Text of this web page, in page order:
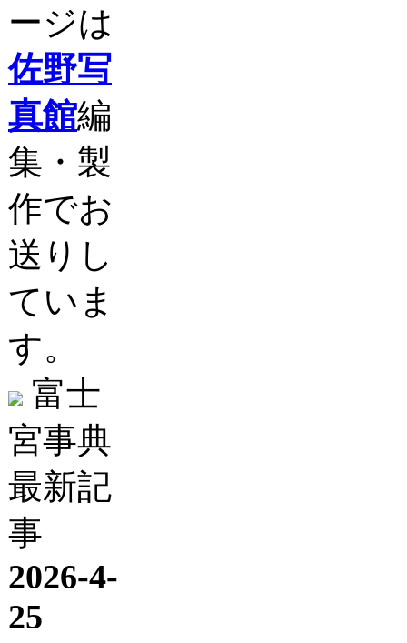
ージは
佐野写
真館編
集・製
作でお
送りし
ていま
す。
富士
宮事典
最新記
事
2026-4-
25